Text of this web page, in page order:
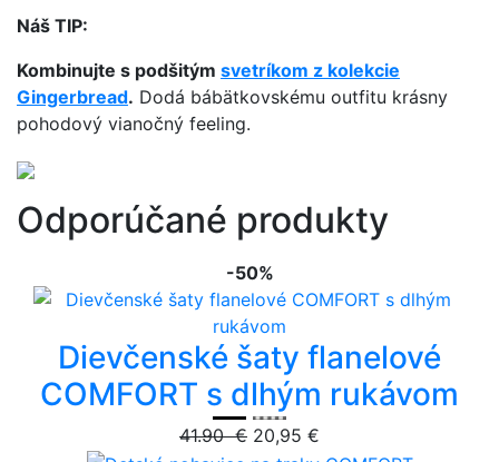
Náš TIP:
Kombinujte s podšitým svetríkom z kolekcie
Gingerbread. Dodá bábätkovskému outfitu krásny
pohodový vianočný feeling.
Odporúčané produkty
-50%
Dievčenské šaty flanelové
COMFORT s dlhým rukávom
41.90 € 20,95 €